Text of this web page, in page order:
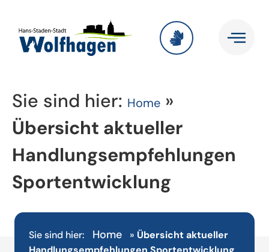
Sie sind hier: Home »
Übersicht aktueller
Handlungsempfehlungen
Sportentwicklung
Sie sind hier: Home » Übersicht aktueller